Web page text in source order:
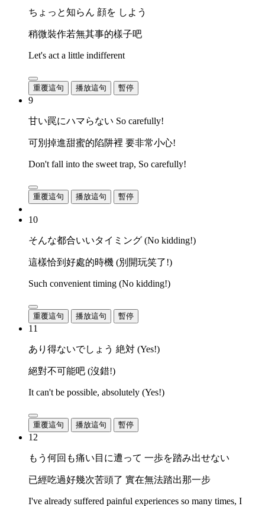
ちょっと知らん 顔を しよう
稍微裝作若無其事的樣子吧
Let's act a little indifferent
重覆這句 播放這句 暫停
9
甘い罠にハマらない So carefully!
可別掉進甜蜜的陷阱裡 要非常小心!
Don't fall into the sweet trap, So carefully!
重覆這句 播放這句 暫停
10
そんな都合いいタイミング (No kidding!)
這樣恰到好處的時機 (別開玩笑了!)
Such convenient timing (No kidding!)
重覆這句 播放這句 暫停
11
あり得ないでしょう 絶対 (Yes!)
絕對不可能吧 (沒錯!)
It can't be possible, absolutely (Yes!)
重覆這句 播放這句 暫停
12
もう何回も痛い目に遭って 一歩を踏み出せない
已經吃過好幾次苦頭了 實在無法踏出那一步
I've already suffered painful experiences so many times, I